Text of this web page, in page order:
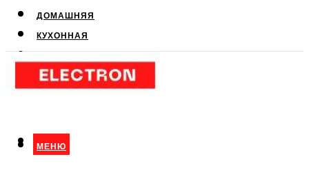
ДОМАШНЯЯ
КУХОННАЯ
КЛИМАТИЧЕСКАЯ
МЕНЮ
МЕНЮ